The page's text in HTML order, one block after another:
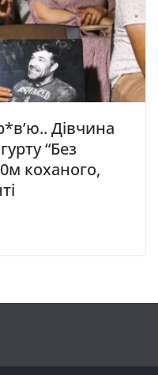
Дівчина
“Без
коханого,